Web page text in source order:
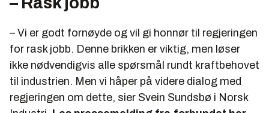
– Vi er godt fornøyde og vil gi honnør til regjeringen
for rask jobb. Denne brikken er viktig, men løser
ikke nødvendigvis alle spørsmål rundt kraftbehovet
til industrien. Men vi håper på videre dialog med
regjeringen om dette, sier Svein Sundsbø i Norsk